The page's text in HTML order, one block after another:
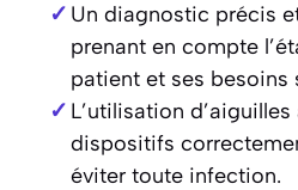
Un diagnostic précis
prenant en compte
patient et ses besoins
L’utilisation
dispositifs
éviter toute infection.